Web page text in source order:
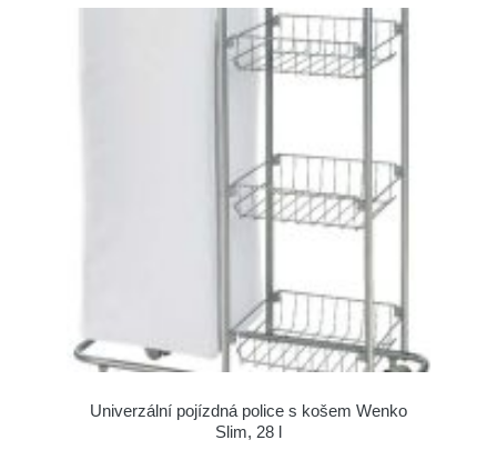
Univerzální pojízdná police s košem Wenko
Slim, 28 l